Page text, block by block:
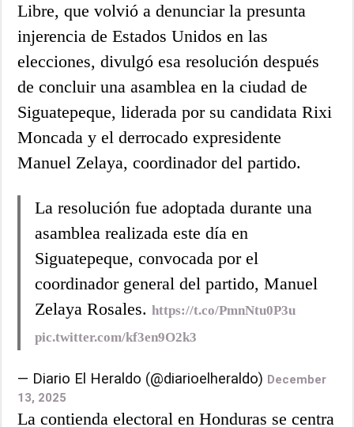
Libre, que volvió a denunciar la presunta
injerencia de Estados Unidos en las
elecciones, divulgó esa resolución después
de concluir una asamblea en la ciudad de
Siguatepeque, liderada por su candidata Rixi
Moncada y el derrocado expresidente
Manuel Zelaya, coordinador del partido.
La resolución fue adoptada durante una
asamblea realizada este día en
Siguatepeque, convocada por el
coordinador general del partido, Manuel
Zelaya Rosales.https://t.co/PmnNtu0P3u
pic.twitter.com/kf3en9O2k3
— Diario El Heraldo (@diarioelheraldo) December
13, 2025
La contienda electoral en Honduras se centra